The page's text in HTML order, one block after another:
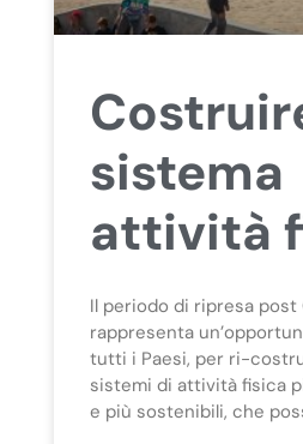
sistema
attività
Il periodo di ripresa post
rappresenta
tutti i Paesi, per ri-
sistemi di attività fisica
e più sostenibili, che